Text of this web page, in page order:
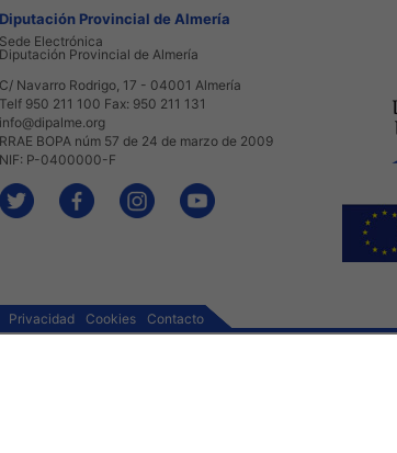
Diputación Provincial de Almería
Sede Electrónica
Diputación Provincial de Almería
C/ Navarro Rodrigo, 17 - 04001 Almería
Telf 950 211 100 Fax: 950 211 131
info@dipalme.org
RRAE BOPA núm 57 de 24 de marzo de 2009
NIF: P-0400000-F
Privacidad Cookies Contacto